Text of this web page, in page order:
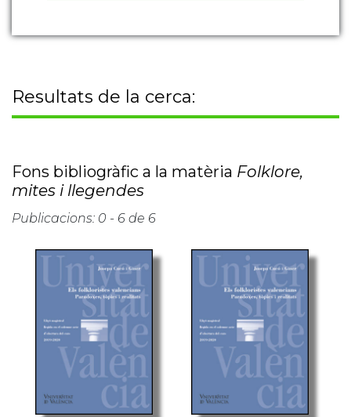
Resultats de la cerca:
Fons bibliogràfic a la matèria Folklore,
mites i llegendes
Publicacions: 0 - 6 de 6